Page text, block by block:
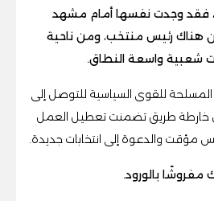
فقد وجدت نفسها أمام مشهد
هناك رئيس منتخب، ومن ناحية
شعبية واسعة النطاق.
المسلحة للقوى السياسية للتوصل إلى
خارطة طريق تضمنت تعطيل العمل
مؤقت والدعوة إلى انتخابات جديدة.
بالورود.